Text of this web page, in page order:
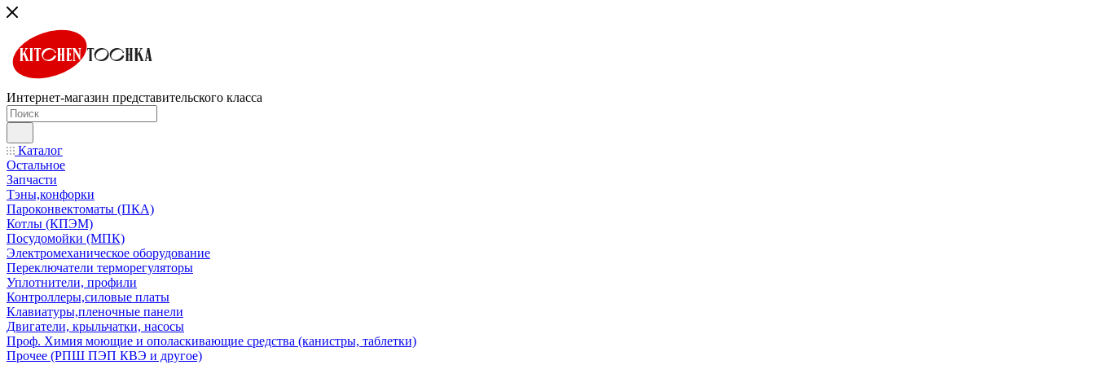
Интернет-магазин представительского класса
Каталог
Остальное
Запчасти
Тэны,конфорки
Пароконвектоматы (ПКА)
Котлы (КПЭМ)
Посудомойки (МПК)
Электромеханическое оборудование
Переключатели терморегуляторы
Уплотнители, профили
Контроллеры,силовые платы
Клавиатуры,пленочные панели
Двигатели, крыльчатки, насосы
Проф. Химия моющие и ополаскивающие средства (канистры, таблетки)
Прочее (РПШ ПЭП КВЭ и другое)